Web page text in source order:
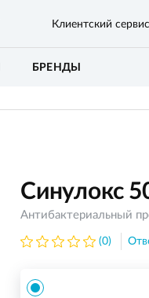
Клиентский сервис
БРЕНДЫ
Синулокс
Антибактериальный
(0)